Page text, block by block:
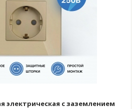
электрическая с заземлением